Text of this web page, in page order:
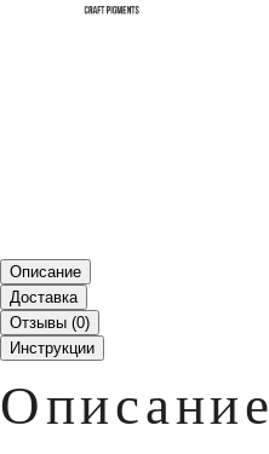
Описание
Доставка
Отзывы (0)
Инструкции
Описание